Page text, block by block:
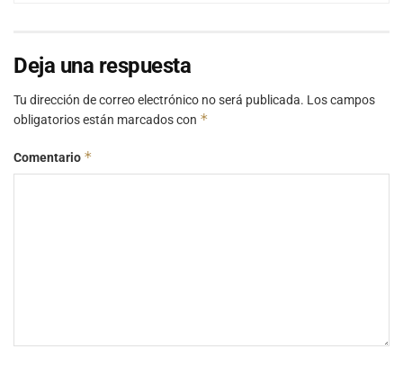
Deja una respuesta
Tu dirección de correo electrónico no será publicada. Los campos
obligatorios están marcados con *
Comentario *